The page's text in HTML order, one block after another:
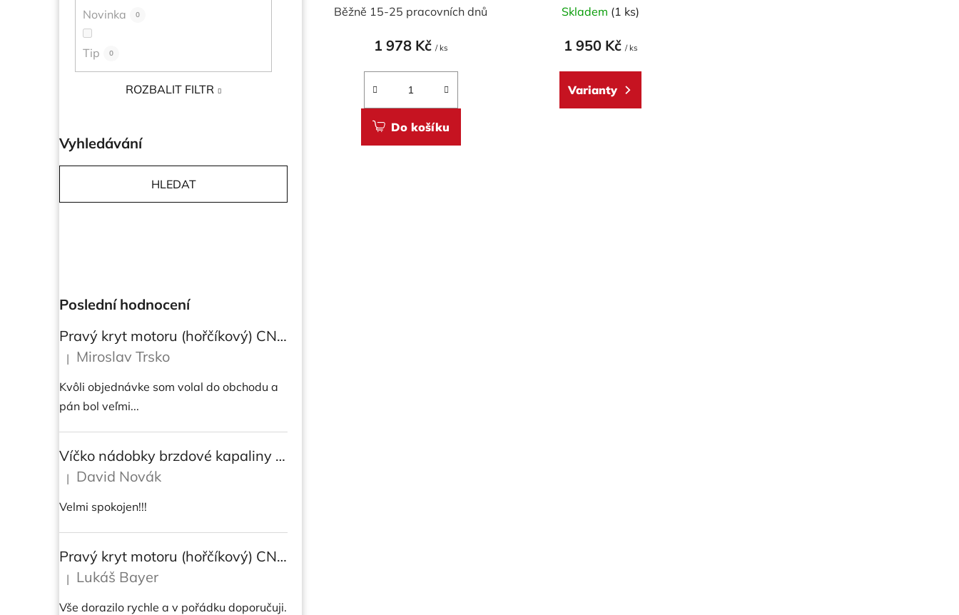
Novinka 0
Tip 0
ROZBALIT FILTR
Vyhledávání
HLEDAT
Poslední hodnocení
Pravý kryt motoru (hořčíkový) CNC RACING pro instalaci transparetního krytu spojky pro Ducati Streetfighter V4/V4S
Hodnocení produktu je 5 z 5 hvězdiček.
| Miroslav Trsko
Kvôli objednávke som volal do obchodu a
pán bol veľmi...
Víčko nádobky brzdové kapaliny CNC Racing - BICOLOR
Hodnocení produktu je 5 z 5 hvězdiček.
| David Novák
Velmi spokojen!!!
Pravý kryt motoru (hořčíkový) CNC RACING pro instalaci transparetního krytu spojky pro DUCATI Multistrada/ Diavel V4/ V4S
Hodnocení produktu je 5 z 5 hvězdiček.
| Lukáš Bayer
Vše dorazilo rychle a v pořádku doporučuji.
Běžně 15-25 pracovních dnů
1 978 Kč / ks
Do košíku
Skladem (1 ks)
1 950 Kč / ks
Varianty